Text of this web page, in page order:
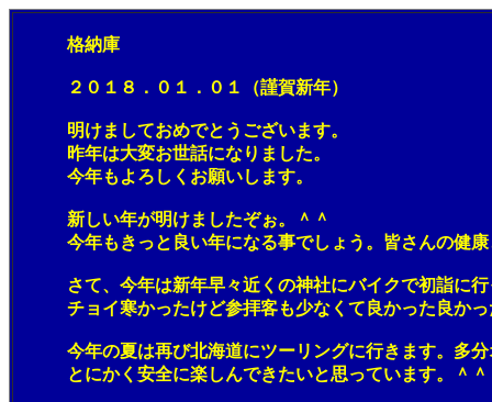
格納庫
２０１８．０１．０１（謹賀新年）
明けましておめでとうございます。
昨年は大変お世話になりました。
今年もよろしくお願いします。
新しい年が明けましたぞぉ。＾＾
今年もきっと良い年になる事でしょう。皆さんの健康
さて、今年は新年早々近くの神社にバイクで初詣に行
チョイ寒かったけど参拝客も少なくて良かった良かっ
今年の夏は再び北海道にツーリングに行きます。多分
とにかく安全に楽しんできたいと思っています。＾＾